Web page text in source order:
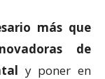
más que
de
y poner en